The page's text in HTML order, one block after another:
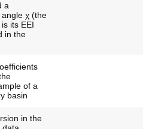
a
χ (the
its EEI
in the
of a
basin
in the